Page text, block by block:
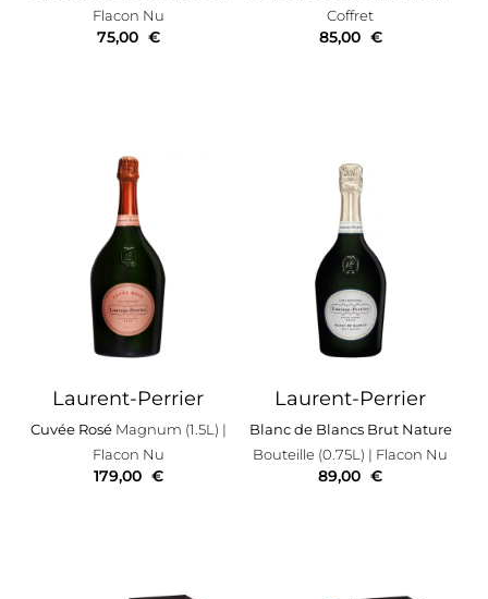
Flacon Nu
75,00 €
Coffret
85,00 €
Laurent-Perrier
Cuvée Rosé Magnum (1.5L) |
Flacon Nu
179,00 €
Laurent-Perrier
Blanc de Blancs Brut Nature
Bouteille (0.75L) | Flacon Nu
89,00 €